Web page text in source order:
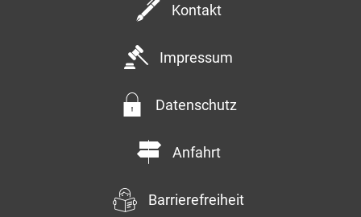
Kontakt
Impressum
Datenschutz
Anfahrt
Barrierefreiheit